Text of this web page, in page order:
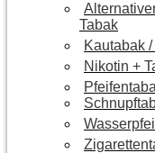
Tabak
Kautabak
Nikotin +